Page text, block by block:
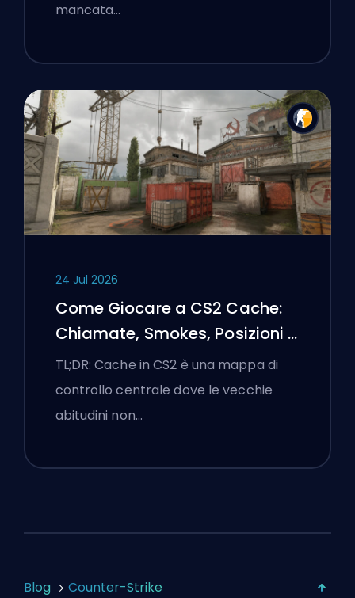
mancata…
24 Jul 2026
Come Giocare a CS2 Cache:
Chiamate, Smokes, Posizioni e
Suggerimenti Premier
TL;DR: Cache in CS2 è una mappa di
controllo centrale dove le vecchie
abitudini non…
Blog Counter-Strike